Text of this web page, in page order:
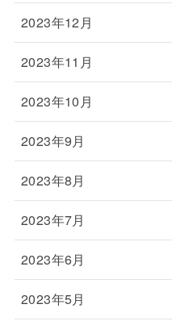
2023年12月
2023年11月
2023年10月
2023年9月
2023年8月
2023年7月
2023年6月
2023年5月